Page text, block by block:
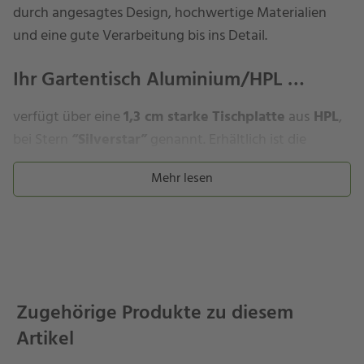
durch angesagtes Design, hochwertige Materialien
und eine gute Verarbeitung bis ins Detail.
Ihr Gartentisch Aluminium/HPL …
verfügt über eine1,3 cm starke Tischplatte aus HPL,
Tischplatte inzahlreichen Varianten. Tischplatten aus
Silverstar bestehen aus bis zu 50 Lagen
aus. Zudem ist die Platte unkompliziert in der Pflege.
Um die Versiegelung der Tischplatte langfristig zu
erhalten, empfehlen wir den
Mehr lesen
Zugehörige Produkte zu diesem
Artikel